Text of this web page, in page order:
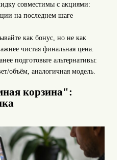
совместимы с акциями:
на последнем шаге
как бонус, но не как
чистая финальная цена.
подготовьте альтернативы:
объём, аналогичная модель.
корзина":